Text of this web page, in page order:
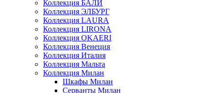
Коллекция БАЛИ
Коллекция ЭЛБУРГ
Коллекция LAURA
Коллекция LIRONA
Коллекция OKAERI
Коллекция Венеция
Коллекция Италия
Коллекция Мальта
Коллекция Милан
Шкафы Милан
Серванты Милан